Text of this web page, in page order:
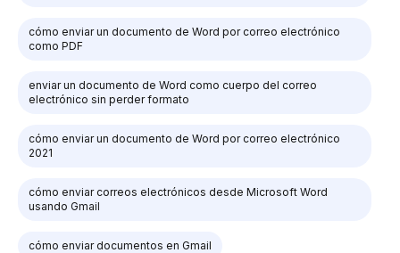
cómo enviar un documento de Word por correo electrónico
como PDF
enviar un documento de Word como cuerpo del correo
electrónico sin perder formato
cómo enviar un documento de Word por correo electrónico
2021
cómo enviar correos electrónicos desde Microsoft Word
usando Gmail
cómo enviar documentos en Gmail